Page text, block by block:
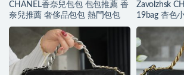
CHANEL香奈兒包包 包包推薦 香
奈兒推薦 奢侈品包包 熱門包包
Zavolzhsk
19bag 杏色